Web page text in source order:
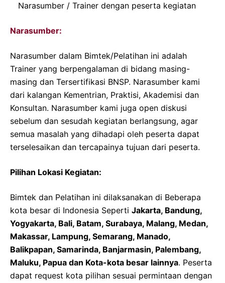
Narasumber / Trainer dengan peserta kegiatan
Narasumber:
Narasumber dalam Bimtek/Pelatihan ini adalah
Trainer yang berpengalaman di bidang masing-
masing dan Tersertifikasi BNSP. Narasumber kami
dari kalangan Kementrian, Praktisi, Akademisi dan
Konsultan. Narasumber kami juga open diskusi
sebelum dan sesudah kegiatan berlangsung, agar
semua masalah yang dihadapi oleh peserta dapat
terselesaikan dan tercapainya tujuan dari peserta.
Pilihan Lokasi Kegiatan:
Bimtek dan Pelatihan ini dilaksanakan di Beberapa
kota besar di Indonesia Seperti Jakarta, Bandung,
Yogyakarta, Bali, Batam, Surabaya, Malang, Medan,
Makassar, Lampung, Semarang, Manado,
Balikpapan, Samarinda, Banjarmasin, Palembang,
Maluku, Papua dan Kota-kota besar lainnya. Peserta
dapat request kota pilihan sesuai permintaan dengan